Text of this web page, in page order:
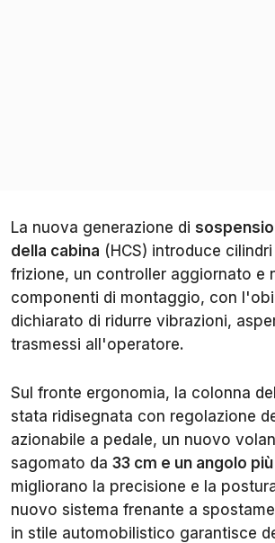
La nuova generazione di
della cabina (HCS) introduce
frizione, un controller aggiornato e
componenti di montaggio, con
dichiarato di ridurre vibrazioni,
trasmessi all'operatore.
Sul fronte ergonomia, la colonna
stata ridisegnata con regolazione
azionabile a pedale, un nuovo
sagomato da 33 cm e un angolo
migliorano la precisione e la
nuovo sistema frenante a
in stile automobilistico garantisce